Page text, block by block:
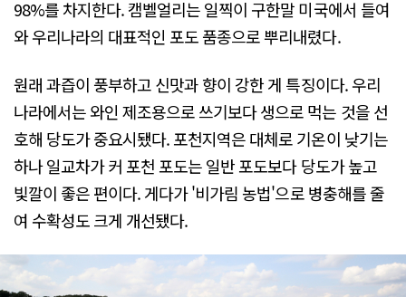
98%를 차지한다. 캠벨얼리는 일찍이 구한말 미국에서 들여
와 우리나라의 대표적인 포도 품종으로 뿌리내렸다.
원래 과즙이 풍부하고 신맛과 향이 강한 게 특징이다. 우리
나라에서는 와인 제조용으로 쓰기보다 생으로 먹는 것을 선
호해 당도가 중요시됐다. 포천지역은 대체로 기온이 낮기는
하나 일교차가 커 포천 포도는 일반 포도보다 당도가 높고
빛깔이 좋은 편이다. 게다가 '비가림 농법'으로 병충해를 줄
여 수확성도 크게 개선됐다.